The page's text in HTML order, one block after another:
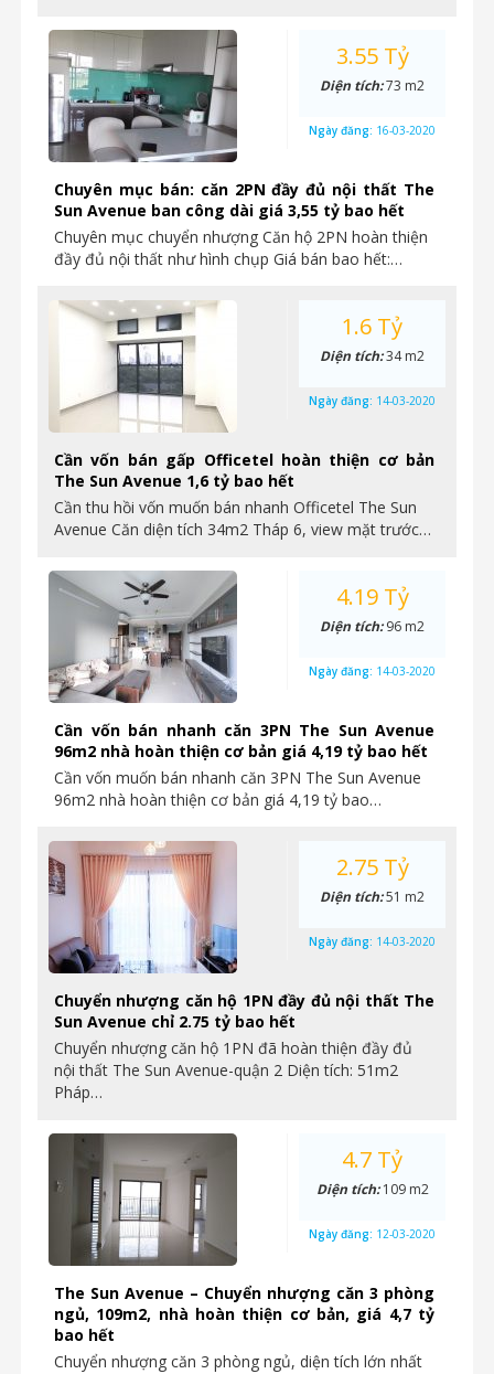
Chuyên mục bán: căn 2PN đầy đủ nội thất The
Sun Avenue ban công dài giá 3,55 tỷ bao hết
Chuyên mục chuyển nhượng Căn hộ 2PN hoàn thiện
đầy đủ nội thất như hình chụp Giá bán bao hết:…
3.55 Tỷ
Diện tích:73 m2
Ngày đăng: 16-03-2020
Cần vốn bán gấp Officetel hoàn thiện cơ bản
The Sun Avenue 1,6 tỷ bao hết
Cần thu hồi vốn muốn bán nhanh Officetel The Sun
Avenue Căn diện tích 34m2 Tháp 6, view mặt trước…
1.6 Tỷ
Diện tích:34 m2
Ngày đăng: 14-03-2020
Cần vốn bán nhanh căn 3PN The Sun Avenue
96m2 nhà hoàn thiện cơ bản giá 4,19 tỷ bao hết
Cần vốn muốn bán nhanh căn 3PN The Sun Avenue
96m2 nhà hoàn thiện cơ bản giá 4,19 tỷ bao…
4.19 Tỷ
Diện tích:96 m2
Ngày đăng: 14-03-2020
Chuyển nhượng căn hộ 1PN đầy đủ nội thất The
Sun Avenue chỉ 2.75 tỷ bao hết
Chuyển nhượng căn hộ 1PN đã hoàn thiện đầy đủ
nội thất The Sun Avenue-quận 2 Diện tích: 51m2
Pháp…
2.75 Tỷ
Diện tích:51 m2
Ngày đăng: 14-03-2020
The Sun Avenue – Chuyển nhượng căn 3 phòng
ngủ, 109m2, nhà hoàn thiện cơ bản, giá 4,7 tỷ
bao hết
Chuyển nhượng căn 3 phòng ngủ, diện tích lớn nhất
4.7 Tỷ
Diện tích:109 m2
Ngày đăng: 12-03-2020